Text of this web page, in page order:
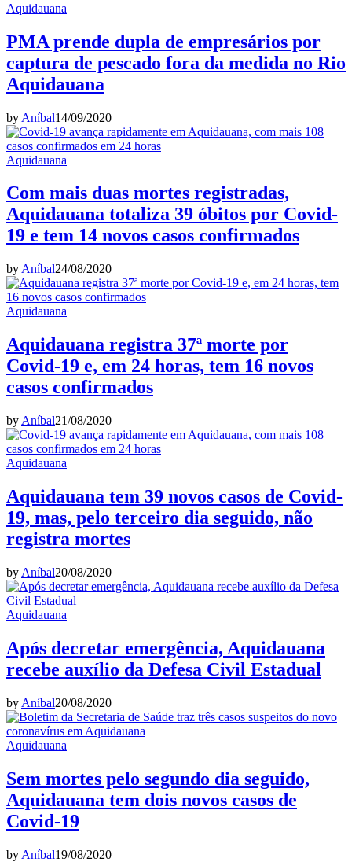
Aquidauana
PMA prende dupla de empresários por
captura de pescado fora da medida no Rio
Aquidauana
by Aníbal14/09/2020
Aquidauana
Com mais duas mortes registradas,
Aquidauana totaliza 39 óbitos por Covid-
19 e tem 14 novos casos confirmados
by Aníbal24/08/2020
Aquidauana
Aquidauana registra 37ª morte por
Covid-19 e, em 24 horas, tem 16 novos
casos confirmados
by Aníbal21/08/2020
Aquidauana
Aquidauana tem 39 novos casos de Covid-
19, mas, pelo terceiro dia seguido, não
registra mortes
by Aníbal20/08/2020
Aquidauana
Após decretar emergência, Aquidauana
recebe auxílio da Defesa Civil Estadual
by Aníbal20/08/2020
Aquidauana
Sem mortes pelo segundo dia seguido,
Aquidauana tem dois novos casos de
Covid-19
by Aníbal19/08/2020